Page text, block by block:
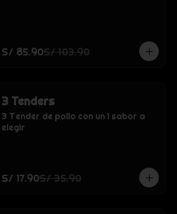
S/ 85.90S/ 103.90
3 Tenders
3 Tender de pollo con un 1 sabor a
elegir
S/ 17.90S/ 35.90